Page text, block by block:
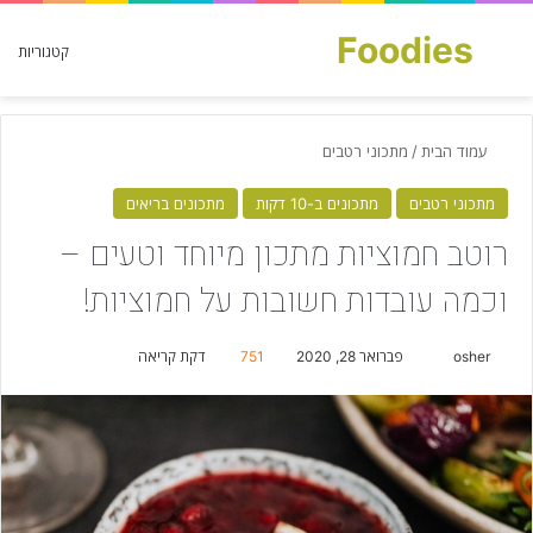
קטגוריות Foodies
חפש עבור
עמוד הבית / מתכוני רטבים
מתכוני רטבים מתכונים ב-10 דקות מתכונים בריאים
רוטב חמוציות מתכון מיוחד וטעים –
וכמה עובדות חשובות על חמוציות!
osher
n
d
n
פברואר 28, 2020 751 דקת קריאה